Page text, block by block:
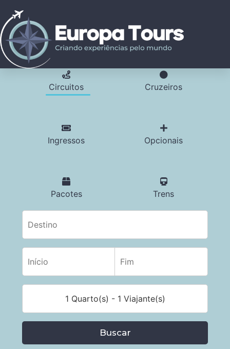
Circuitos Cruzeiros
Ingressos Opcionais
Pacotes Trens
1 Quarto(s) - 1 Viajante(s)
Buscar